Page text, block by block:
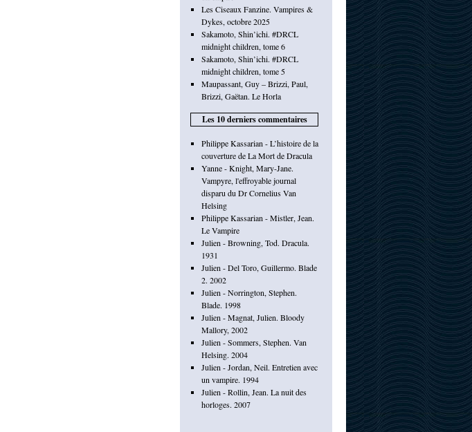
Les Ciseaux Fanzine. Vampires &
Dykes, octobre 2025
Sakamoto, Shin’ichi. #DRCL
midnight children, tome 6
Sakamoto, Shin’ichi. #DRCL
midnight children, tome 5
Maupassant, Guy – Brizzi, Paul,
Brizzi, Gaëtan. Le Horla
Les 10 derniers commentaires
Philippe Kassarian - L’histoire de la
couverture de La Mort de Dracula
Yanne - Knight, Mary-Jane.
Vampyre, l'effroyable journal
disparu du Dr Cornelius Van
Helsing
Philippe Kassarian - Mistler, Jean.
Le Vampire
Julien - Browning, Tod. Dracula.
1931
Julien - Del Toro, Guillermo. Blade
2. 2002
Julien - Norrington, Stephen.
Blade. 1998
Julien - Magnat, Julien. Bloody
Mallory, 2002
Julien - Sommers, Stephen. Van
Helsing. 2004
Julien - Jordan, Neil. Entretien avec
un vampire. 1994
Julien - Rollin, Jean. La nuit des
horloges. 2007